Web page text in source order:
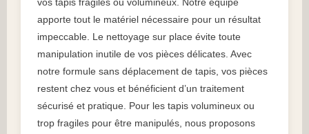
vos tapis fragiles ou volumineux. Notre équipe
apporte tout le matériel nécessaire pour un résultat
impeccable. Le nettoyage sur place évite toute
manipulation inutile de vos pièces délicates. Avec
notre formule sans déplacement de tapis, vos pièces
restent chez vous et bénéficient d’un traitement
sécurisé et pratique. Pour les tapis volumineux ou
trop fragiles pour être manipulés, nous proposons